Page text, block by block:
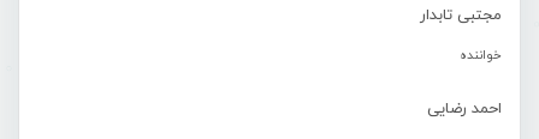
مجتبی تابدار
خواننده
احمد رضایی